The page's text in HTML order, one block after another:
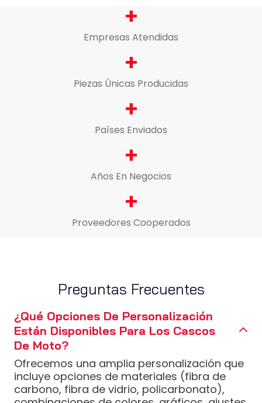
+
Empresas Atendidas
+
Piezas Únicas Producidas
+
Países Enviados
+
Años En Negocios
+
Proveedores Cooperados
Preguntas Frecuentes
¿Qué Opciones De Personalización
Están Disponibles Para Los Cascos
De Moto?
Ofrecemos una amplia personalización que
incluye opciones de materiales (fibra de
carbono, fibra de vidrio, policarbonato),